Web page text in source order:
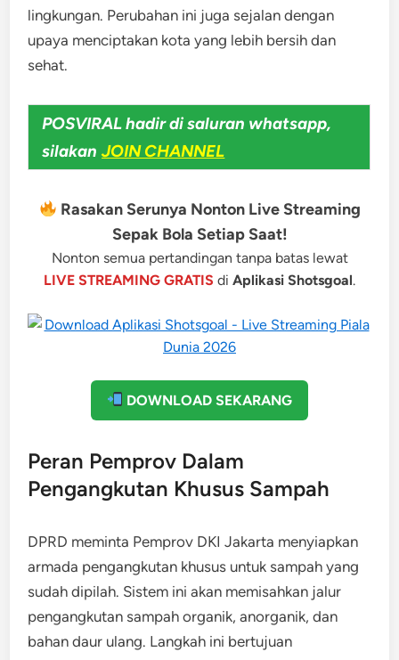
lingkungan. Perubahan ini juga sejalan dengan
upaya menciptakan kota yang lebih bersih dan
sehat.
POSVIRAL hadir di saluran whatsapp,
silakan JOIN CHANNEL
Rasakan Serunya Nonton Live Streaming
Sepak Bola Setiap Saat!
Nonton semua pertandingan tanpa batas lewat
LIVE STREAMING GRATIS di Aplikasi Shotsgoal.
DOWNLOAD SEKARANG
Peran Pemprov Dalam
Pengangkutan Khusus Sampah
DPRD meminta Pemprov DKI Jakarta menyiapkan
armada pengangkutan khusus untuk sampah yang
sudah dipilah. Sistem ini akan memisahkan jalur
pengangkutan sampah organik, anorganik, dan
bahan daur ulang. Langkah ini bertujuan